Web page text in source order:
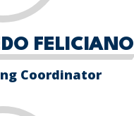
FELICIANO
Coordinator